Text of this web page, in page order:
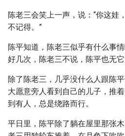
陈老三会笑上一声，说：“你这娃
不记得。”
陈平知道，陈老三似乎有什么事
好几次，陈老三不说，陈平也无它
除了陈老三，几乎没什么人跟陈
大愿意旁人看到自己的儿子，推
到有人，总是绕路而行。
平日里，陈平除了躺在屋里那张